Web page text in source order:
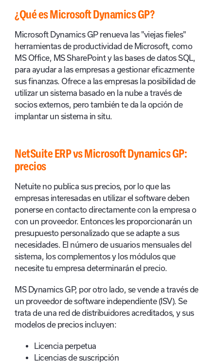
¿Qué es Microsoft Dynamics GP?
Microsoft Dynamics GP renueva las "viejas fieles"
herramientas de productividad de Microsoft, como
MS Office, MS SharePoint y las bases de datos SQL,
para ayudar a las empresas a gestionar eficazmente
sus finanzas. Ofrece a las empresas la posibilidad de
utilizar un sistema basado en la nube a través de
socios externos, pero también te da la opción de
implantar un sistema in situ.
NetSuite ERP vs Microsoft Dynamics GP:
precios
Netuite no publica sus precios, por lo que las
empresas interesadas en utilizar el software deben
ponerse en contacto directamente con la empresa o
con un proveedor. Entonces les proporcionarán un
presupuesto personalizado que se adapte a sus
necesidades. El número de usuarios mensuales del
sistema, los complementos y los módulos que
necesite tu empresa determinarán el precio.
MS Dynamics GP, por otro lado, se vende a través de
un proveedor de software independiente (ISV). Se
trata de una red de distribuidores acreditados, y sus
modelos de precios incluyen:
Licencia perpetua
Licencias de suscripción